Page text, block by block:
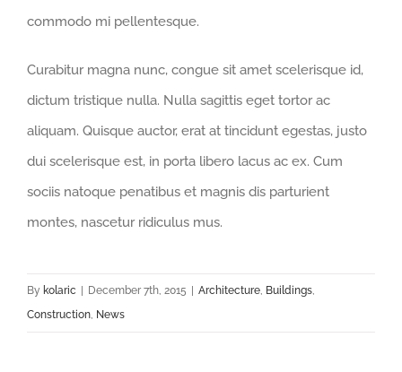
commodo mi pellentesque.
Curabitur magna nunc, congue sit amet scelerisque id,
dictum tristique nulla. Nulla sagittis eget tortor ac
aliquam. Quisque auctor, erat at tincidunt egestas, justo
dui scelerisque est, in porta libero lacus ac ex. Cum
sociis natoque penatibus et magnis dis parturient
montes, nascetur ridiculus mus.
By kolaric | December 7th, 2015 | Architecture Buildings
Construction News